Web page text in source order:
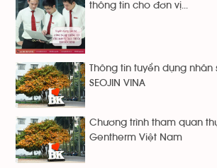
thông tin cho đơn vị...
Thông tin tuyển dụng nhân
SEOJIN VINA
Chương trình tham quan
Gentherm Việt Nam